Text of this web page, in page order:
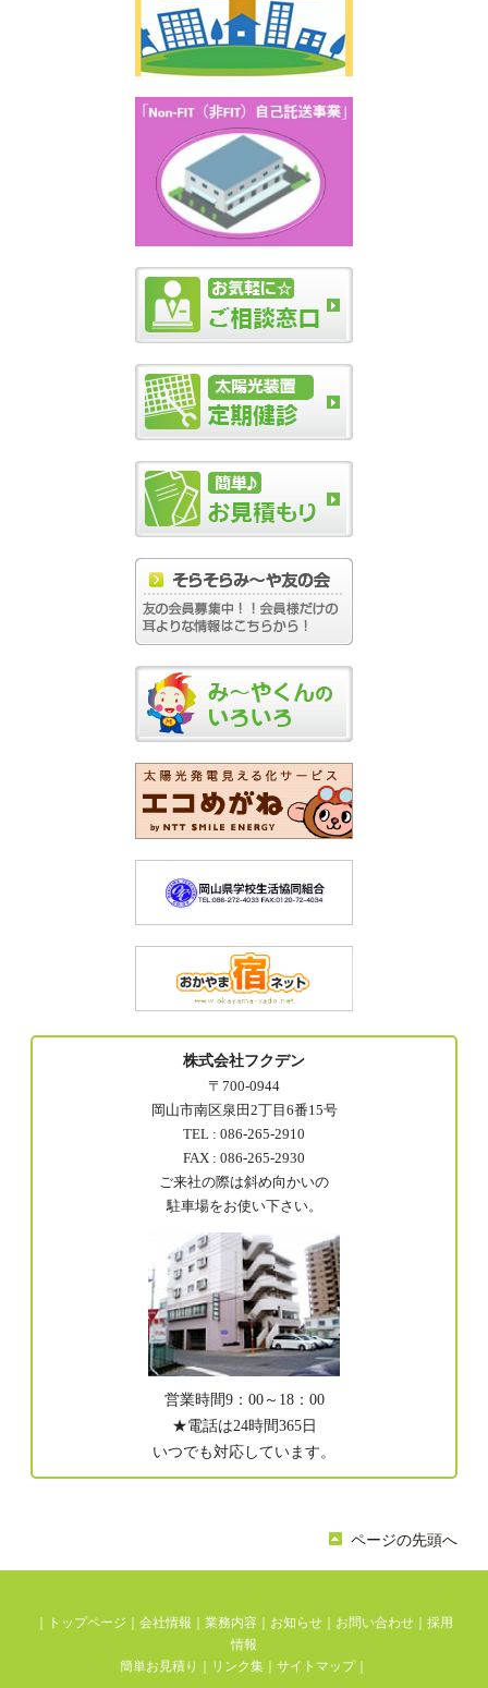
株式会社フクデン
〒700-0944
岡山市南区泉田2丁目6番15号
TEL : 086-265-2910
FAX : 086-265-2930
ご来社の際は斜め向かいの
駐車場をお使い下さい。
営業時間9：00～18：00
★電話は24時間365日
いつでも対応しています。
ページの先頭へ
トップページ 会社情報 業務内容 お知らせ お問い合わせ
採用
情報
簡単お見積り
リンク集 サイトマップ｜